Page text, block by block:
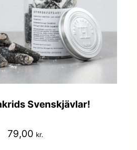
Svenskjävlar!
79,00 kr.